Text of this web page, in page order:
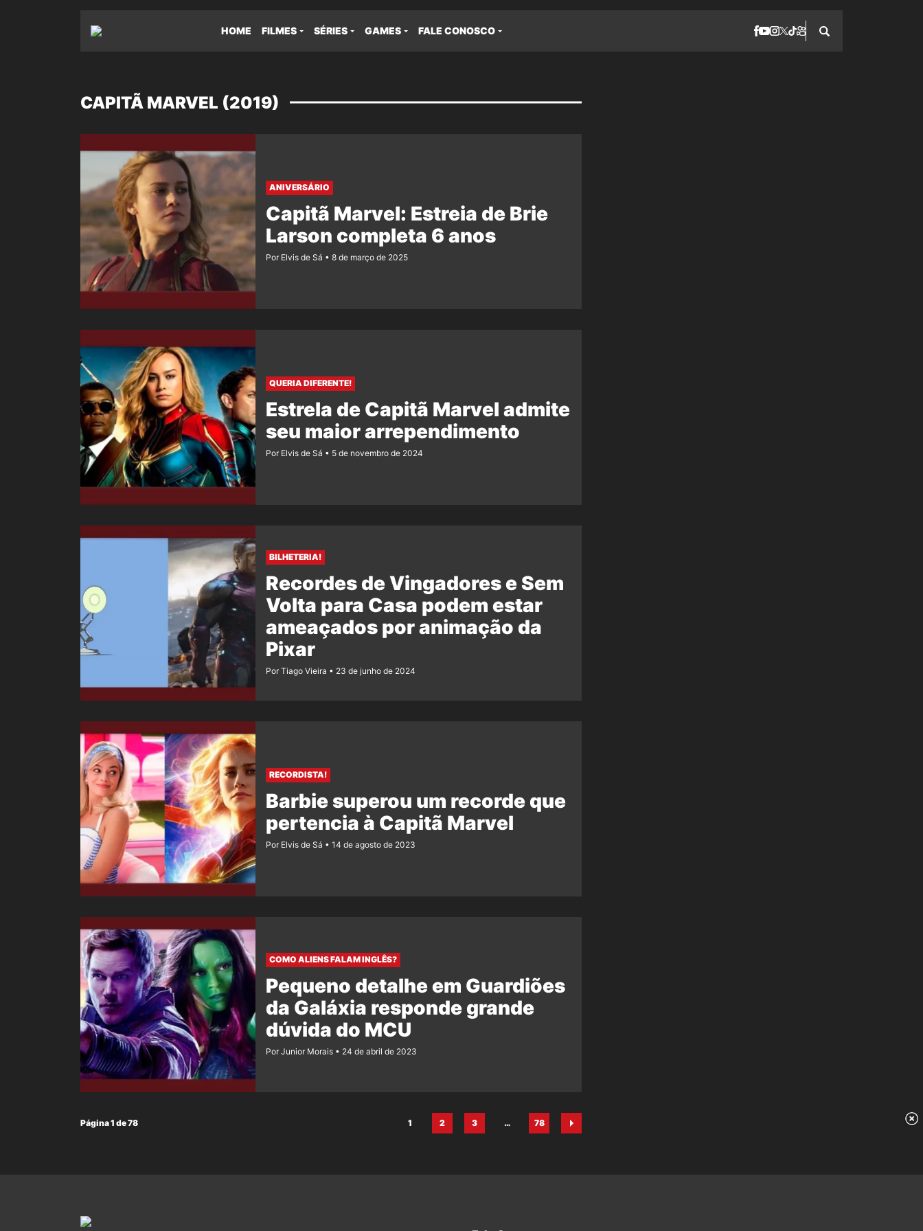
HOME FILMES SÉRIES GAMES FALE CONOSCO
CAPITÃ MARVEL (2019)
ANIVERSÁRIO
Capitã Marvel: Estreia de Brie
Larson completa 6 anos
Por Elvis de Sá 8 de março de 2025
QUERIA DIFERENTE!
Estrela de Capitã Marvel admite
seu maior arrependimento
Por Elvis de Sá 5 de novembro de 2024
BILHETERIA!
Recordes de Vingadores e Sem
Volta para Casa podem estar
ameaçados por animação da
Pixar
Por Tiago Vieira 23 de junho de 2024
RECORDISTA!
Barbie superou um recorde que
pertencia à Capitã Marvel
Por Elvis de Sá 14 de agosto de 2023
COMO ALIENS FALAM INGLÊS?
Pequeno detalhe em Guardiões
da Galáxia responde grande
dúvida do MCU
Por Junior Morais 24 de abril de 2023
Página 1 de 78
Página
1
Página
2
Página
3
…
Página
78